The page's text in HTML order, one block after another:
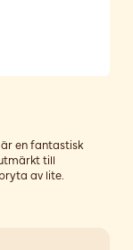
en fantastisk
till
av lite.